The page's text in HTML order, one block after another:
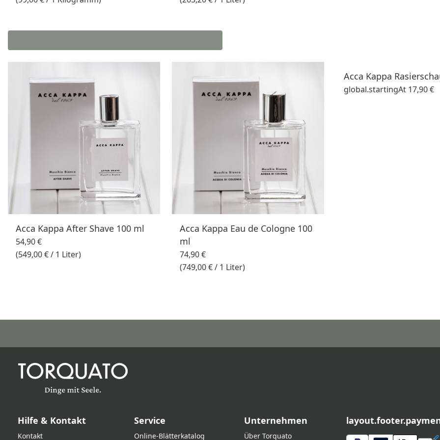
Acca Kappa After Shave 100 ml
54,90 €
(549,00 € / 1 Liter)
Acca Kappa Eau de Cologne 100
ml
74,90 €
(749,00 € / 1 Liter)
Acca Kappa
global.startingAt 17,90 €
Hilfe & Kontakt
Kontakt
Service
Online‑Blätterkatalog
Unternehmen
Über Torquato